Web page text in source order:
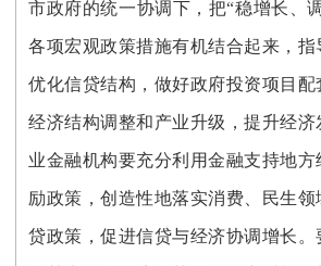
市政府的统一协调下，把“稳增长、
各项宏观政策措施有机结合起来，
优化信贷结构，做好政府投资项目
经济结构调整和产业升级，提升经
业金融机构要充分利用金融支持地
励政策，创造性地落实消费、民生
贷政策，促进信贷与经济协调增长